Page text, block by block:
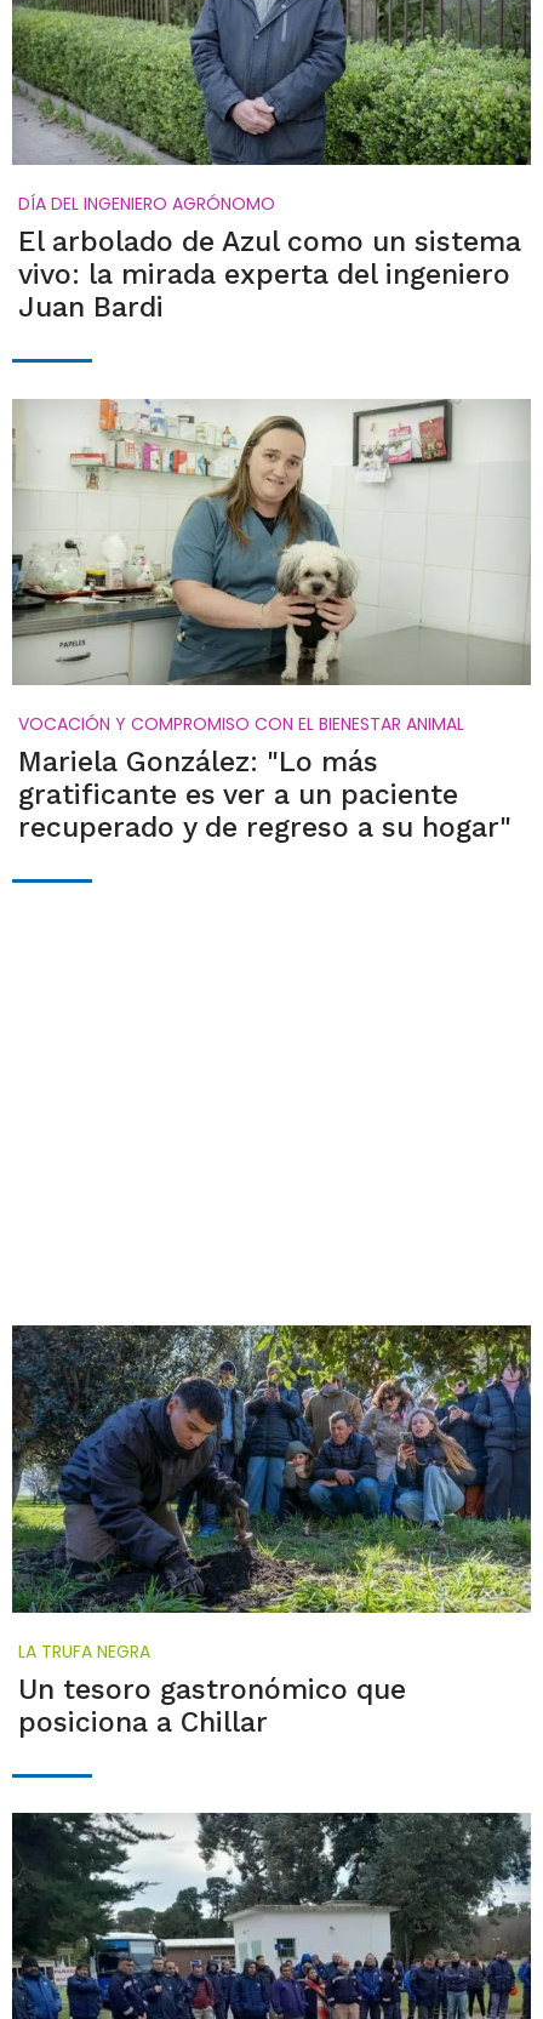
DÍA DEL INGENIERO AGRÓNOMO
El arbolado de Azul como un sistema
vivo: la mirada experta del ingeniero
Juan Bardi
VOCACIÓN Y COMPROMISO CON EL BIENESTAR ANIMAL
Mariela González: "Lo más
gratificante es ver a un paciente
recuperado y de regreso a su hogar"
LA TRUFA NEGRA
Un tesoro gastronómico que
posiciona a Chillar